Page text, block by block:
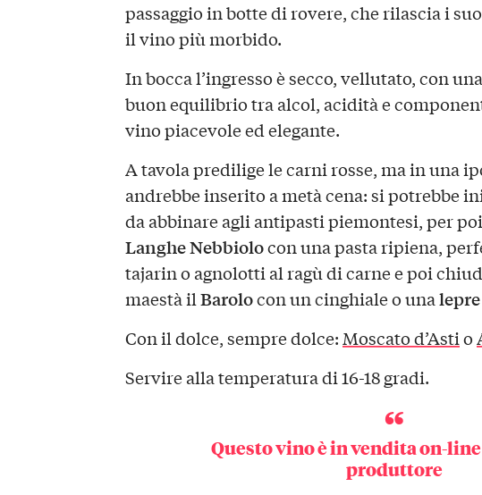
passaggio in botte di rovere, che rilascia i
il vino più morbido.
In bocca l’ingresso è secco, vellutato, con
buon equilibrio tra alcol, acidità e
vino piacevole ed elegante.
A tavola predilige le carni rosse, ma in una
andrebbe inserito a metà cena: si potrebbe
da abbinare agli antipasti piemontesi, per
Langhe Nebbiolocon una pasta ripiena,
tajarin o agnolotti al ragù di carne e poi
maestà ilBarolocon un cinghiale o una
Con il dolce, sempre dolce:Moscato d’Astio
Servire alla temperatura di 16-18 gradi.
Questo vino è invendita on-line
produttore